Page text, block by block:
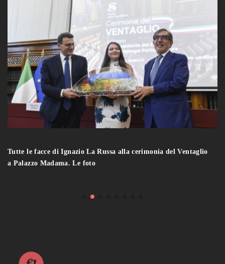
Tutte le facce di Ignazio La Russa alla cerimonia del Ventaglio
a Palazzo Madama. Le foto